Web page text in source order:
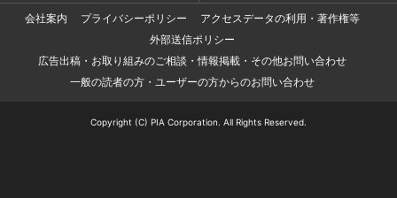
会社案内
プライバシーポリシー
アクセスデータの利用・著作権等
外部送信ポリシー
広告出稿・お取り組みのご相談・情報掲載・その他お問い合わせ
一般の読者の方・ユーザーの方からのお問い合わせ
Copyright (C) PIA Corporation. All Rights Reserved.